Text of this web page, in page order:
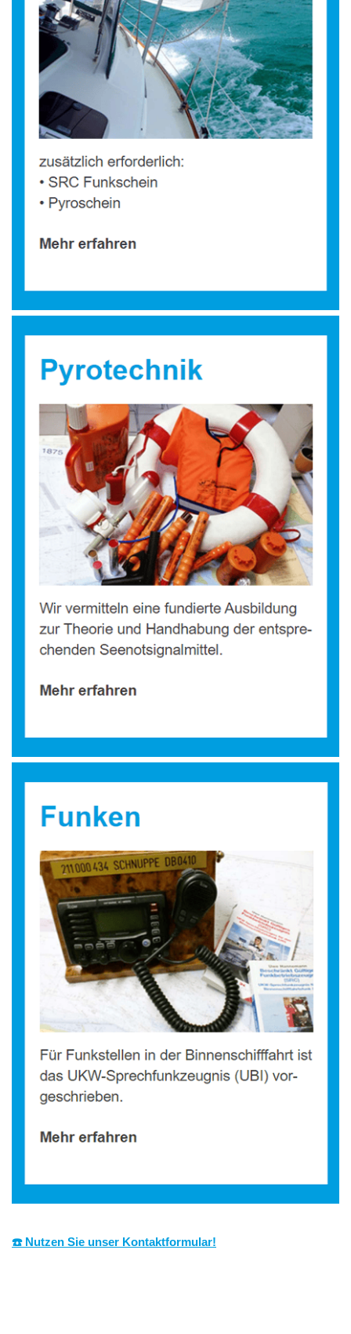
☎️ Nutzen Sie unser Kontaktformular!